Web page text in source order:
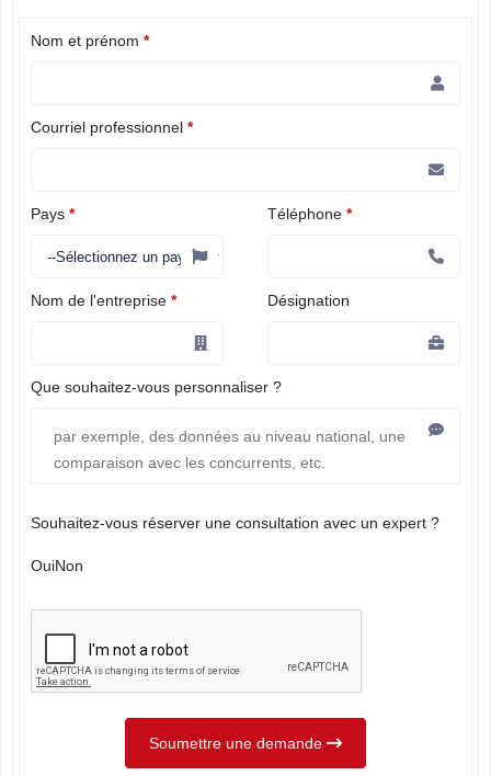
Nom et prénom *
Courriel professionnel *
Pays * Téléphone *
Nom de l'entreprise * Désignation
Que souhaitez-vous personnaliser ?
Souhaitez-vous réserver une consultation avec un expert ?
OuiNon
Soumettre une demande